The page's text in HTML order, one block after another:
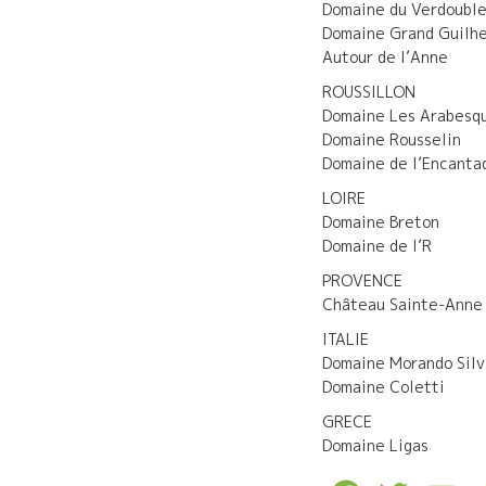
Domaine du Verdouble
Domaine Grand
Autour de l’Anne
ROUSSILLON
Domaine Les
Domaine Rousselin
Domaine de
LOIRE
Domaine Breton
Domaine de l’R
PROVENCE
Château Sainte-Anne
ITALIE
Domaine Morando
Domaine Coletti
GRECE
Domaine Ligas